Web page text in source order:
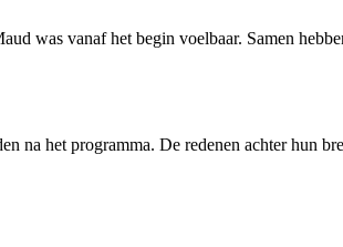
was vanaf het begin voelbaar. Samen
na het programma. De redenen achter hun